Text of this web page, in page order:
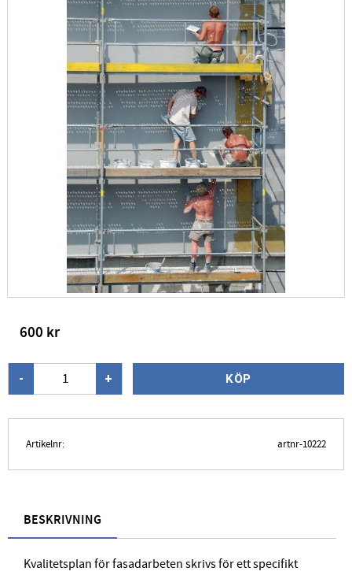
600 kr
+
- KÖP
Artikelnr artnr-10222
BESKRIVNING
Kvalitetsplan för fasadarbeten skrivs för ett specifikt